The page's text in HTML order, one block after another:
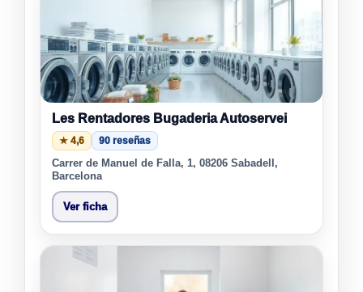
Les Rentadores Bugaderia Autoservei
★ 4,6 90 reseñas
Carrer de Manuel de Falla, 1, 08206 Sabadell,
Barcelona
Ver ficha